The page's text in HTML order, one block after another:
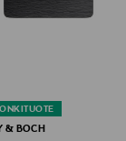
& BOCH